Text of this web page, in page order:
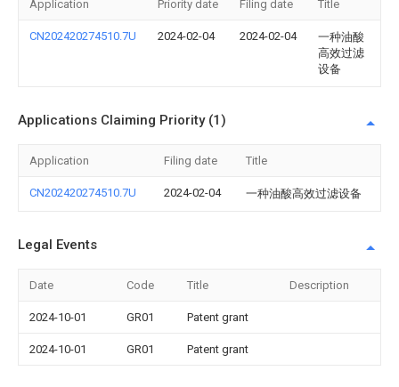
Application Priority date Filing date Title
CN202420274510.7U 2024-02-04 2024-02-04
一种油酸
高效过滤
设备
Applications Claiming Priority (1)
Application Filing date Title
CN202420274510.7U 2024-02-04 一种油酸高效过滤设备
Legal Events
Date Code Title Description
2024-10-01 GR01 Patent grant
2024-10-01 GR01 Patent grant